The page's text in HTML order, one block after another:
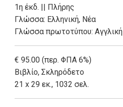
1η έκδ. || Πλήρης
Γλώσσα: Ελληνική, Νέα
Γλώσσα πρωτοτύπου: Αγγλική
€ 95.00 (περ. ΦΠΑ 6%)
Βιβλίο, Σκληρόδετο
21 x 29 εκ., 1032 σελ.